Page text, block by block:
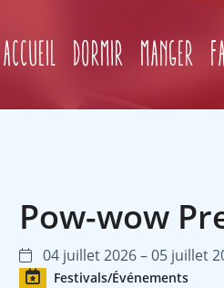
Accueil Dormir Manger
Pow-wow
04 juillet 2026 – 05 juillet
Festivals/Événements